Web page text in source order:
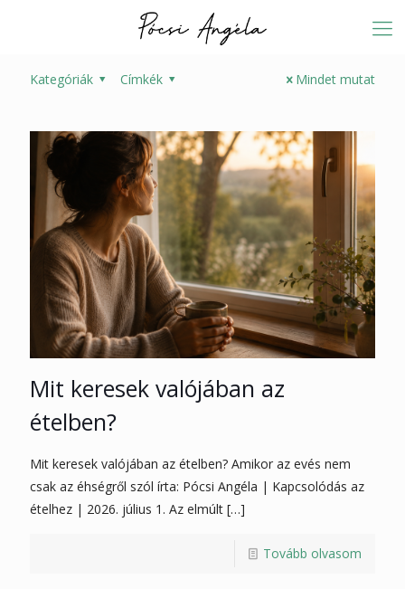
Kategóriák Címkék Mindet mutat
Mit keresek valójában az
ételben?
Mit keresek valójában az ételben? Amikor az evés nem
csak az éhségről szól írta: Pócsi Angéla | Kapcsolódás az
ételhez | 2026. július 1. Az elmúlt […]
Tovább olvasom